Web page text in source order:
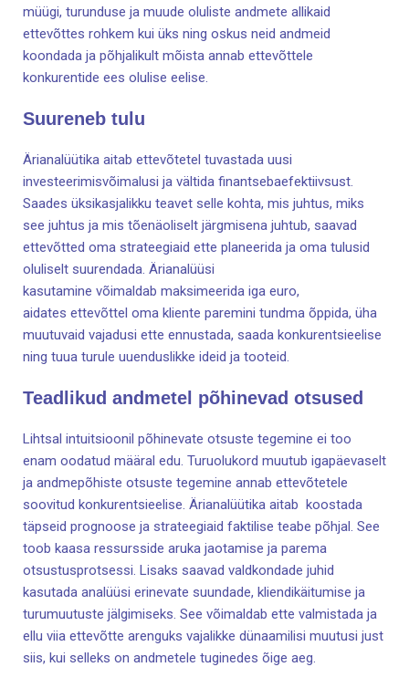
müügi, turunduse ja muude oluliste andmete allikaid
ettevõttes rohkem kui üks ning oskus neid andmeid
koondada ja põhjalikult mõista annab ettevõttele
konkurentide ees olulise eelise.
Suureneb tulu
Ärianalüütika aitab ettevõtetel tuvastada uusi
investeerimisvõimalusi ja vältida finantsebaefektiivsust.
Saades üksikasjalikku teavet selle kohta, mis juhtus, miks
see juhtus ja mis tõenäoliselt järgmisena juhtub, saavad
ettevõtted oma strateegiaid ette planeerida ja oma tulusid
oluliselt suurendada. Ärianalüüsi
kasutamine võimaldab maksimeerida iga euro,
aidates ettevõttel oma kliente paremini tundma õppida, üha
muutuvaid vajadusi ette ennustada, saada konkurentsieelise
ning tuua turule uuenduslikke ideid ja tooteid.
Teadlikud andmetel põhinevad otsused
Lihtsal intuitsioonil põhinevate otsuste tegemine ei too
enam oodatud määral edu. Turuolukord muutub igapäevaselt
ja andmepõhiste otsuste tegemine annab ettevõtetele
soovitud konkurentsieelise. Ärianalüütika aitab koostada
täpseid prognoose ja strateegiaid faktilise teabe põhjal. See
toob kaasa ressursside aruka jaotamise ja parema
otsustusprotsessi. Lisaks saavad valdkondade juhid
kasutada analüüsi erinevate suundade, kliendikäitumise ja
turumuutuste jälgimiseks. See võimaldab ette valmistada ja
ellu viia ettevõtte arenguks vajalikke dünaamilisi muutusi just
siis, kui selleks on andmetele tuginedes õige aeg.